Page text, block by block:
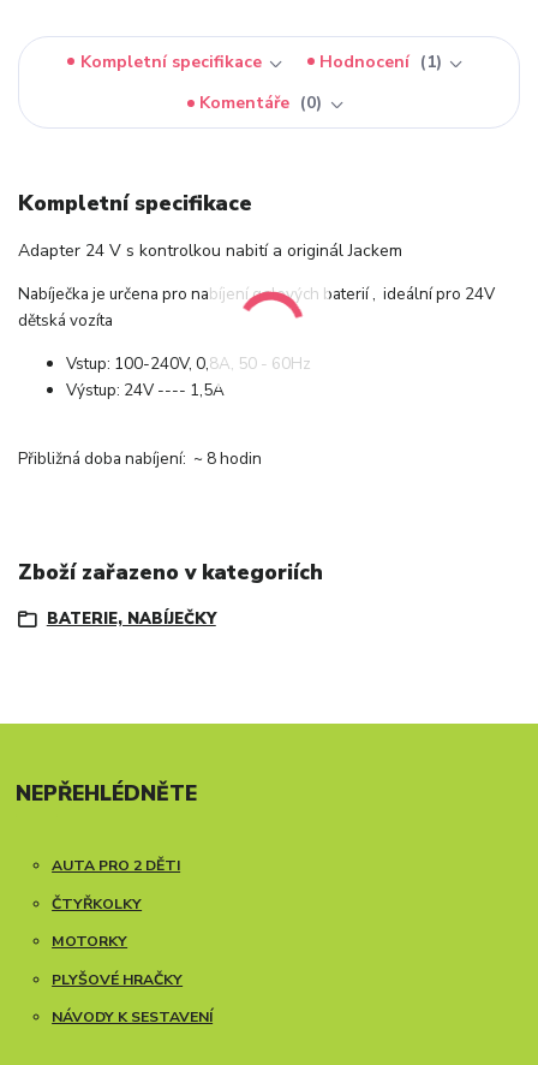
Kompletní specifikace Hodnocení
1
Komentáře
0
Kompletní specifikace
Adapter 24 V s kontrolkou nabití a originál Jackem
Nabíječka je určena pro nabíjení gelových baterií , ideální pro 24V
dětská vozíta
Vstup: 100-240V, 0,8A, 50 - 60Hz
Výstup: 24V ---- 1,5A
Přibližná doba nabíjení: ~ 8 hodin
Zboží zařazeno v kategoriích
BATERIE, NABÍJEČKY
NEPŘEHLÉDNĚTE
AUTA PRO 2 DĚTI
ČTYŘKOLKY
MOTORKY
PLYŠOVÉ HRAČKY
NÁVODY K SESTAVENÍ